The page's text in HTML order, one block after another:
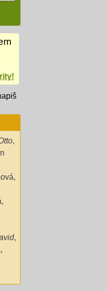
,
,
,
,
,